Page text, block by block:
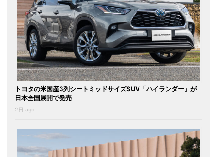
トヨタの米国産3列シートミッドサイズSUV「ハイランダー」が
日本全国展開で発売
2日 ago